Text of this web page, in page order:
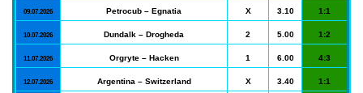
09.07.2026 Petrocub – Egnatia X 3.10 1:1
10.07.2026 Dundalk – Drogheda 2 5.00 1:2
11.07.2026 Orgryte – Hacken 1 6.00 4:3
12.07.2026 Argentina – Switzerland X 3.40 1:1